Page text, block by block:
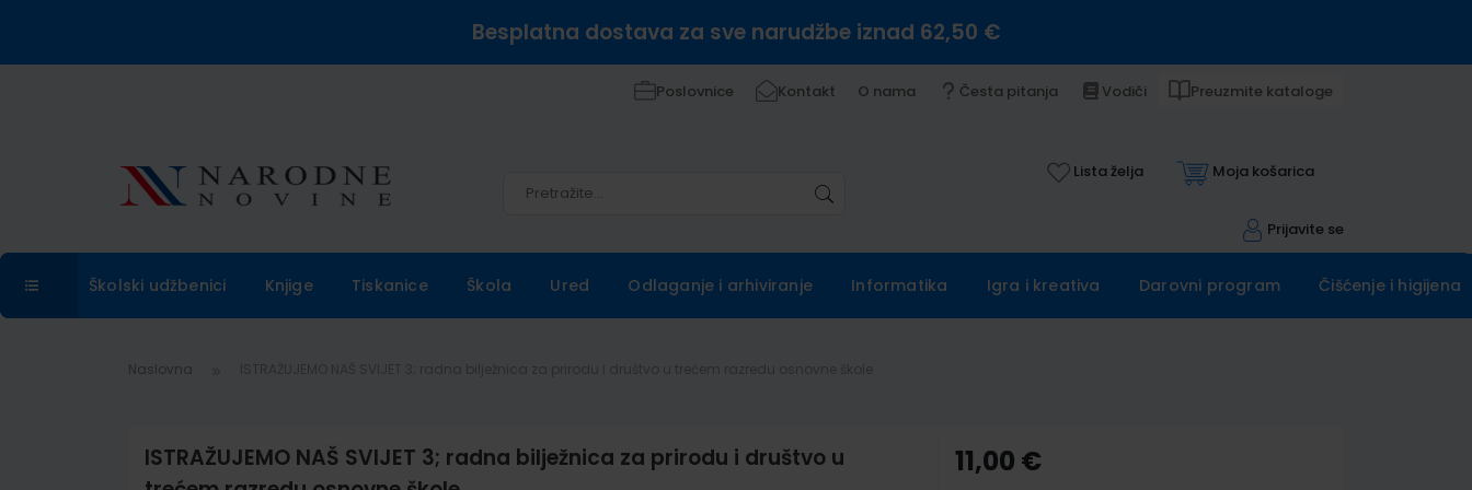
Besplatna dostava za sve narudžbe iznad 62,50 €
Poslovnice Kontakt O nama Česta pitanja Vodiči Preuzmite kataloge
Lista želja Moja košarica
Prijavite se
Školski udžbenici Knjige Tiskanice Škola Ured Odlaganje i arhiviranje Informatika Igra i kreativa Darovni program Čišćenje i higijena
Naslovna
ISTRAŽUJEMO NAŠ SVIJET 3; radna bilježnica za prirodu i društvo u
11,00 €